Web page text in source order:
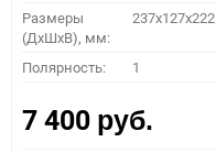
Размеры
(ДхШхВ), мм:
237x127x222
Полярность: 1
7 400 руб.